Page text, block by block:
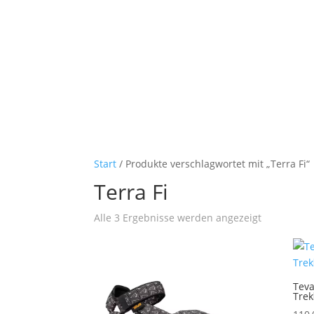
Start / Produkte verschlagwortet mit „Terra Fi“
Terra Fi
Alle 3 Ergebnisse werden angezeigtNach
sortiert